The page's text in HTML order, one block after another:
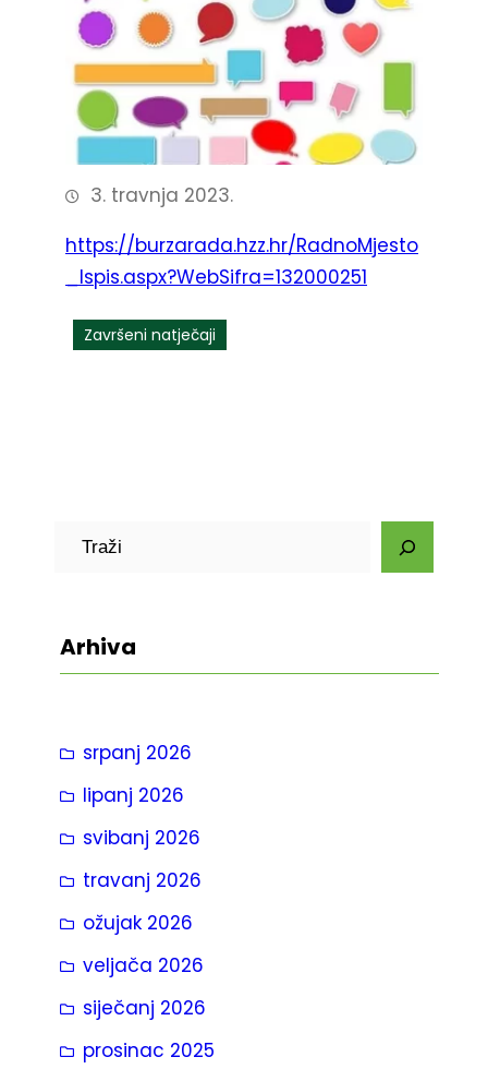
3. travnja 2023.
https://burzarada.hzz.hr/RadnoMjesto
_Ispis.aspx?WebSifra=132000251
Završeni natječaji
r
a
Arhiva
srpanj 2026
lipanj 2026
svibanj 2026
travanj 2026
ožujak 2026
veljača 2026
siječanj 2026
prosinac 2025